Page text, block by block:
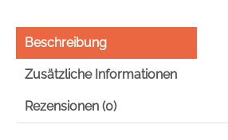
Beschreibung
Zusätzliche Informationen
Rezensionen (0)